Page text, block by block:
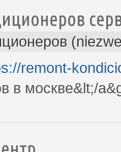
remont-
в москве&lt;/